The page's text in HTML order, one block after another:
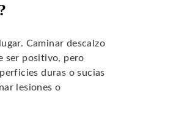
Caminar descalzo
ser positivo, pero
duras o sucias
lesiones o